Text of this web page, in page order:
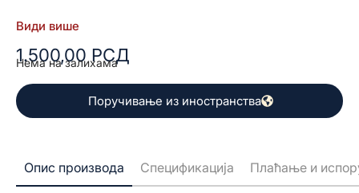
Види више
1.500,00РСД
Нема на залихама
Поручивање из иностранства
Опис производа Спецификација Плаћање и